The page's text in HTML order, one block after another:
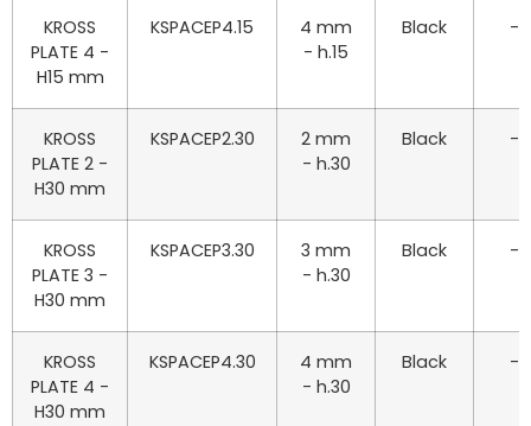
KROSS
PLATE 4 -
H15 mm
KSPACEP4.15
4 mm
- h.15
Black -
KROSS
PLATE 2 -
H30 mm
KSPACEP2.30
2 mm
- h.30
Black -
KROSS
PLATE 3 -
H30 mm
KSPACEP3.30
3 mm
- h.30
Black -
KROSS
PLATE 4 -
H30 mm
KSPACEP4.30
4 mm
- h.30
Black -